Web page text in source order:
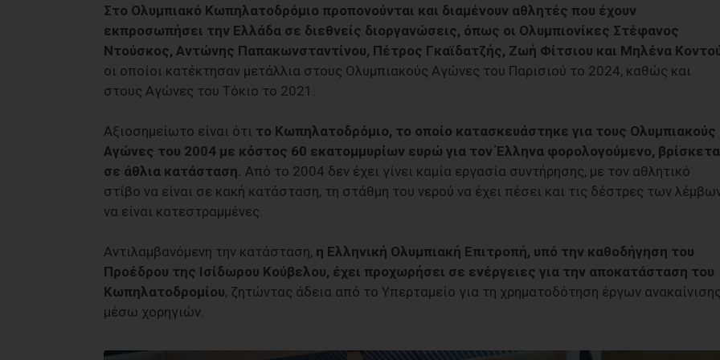
Στο Ολυμπιακό Κωπηλατοδρόμιο προπονούνται και διαμένουν αθλητές που έχουν
εκπροσωπήσει την Ελλάδα σε διεθνείς διοργανώσεις, όπως οι Ολυμπιονίκες Στέφανος
Ντούσκος, Αντώνης Παπακωνσταντίνου, Πέτρος Γκαϊδατζής, Ζωή Φίτσιου και Μηλένα
οι οποίοι κατέκτησαν μετάλλια στους Ολυμπιακούς Αγώνες του Παρισιού το 2024, καθώς και
στους Αγώνες του Τόκιο το 2021.
Αξιοσημείωτο είναι ότι το Κωπηλατοδρόμιο, το οποίο κατασκευάστηκε για τους Ολυμπιακούς
Αγώνες του 2004 με κόστος 60 εκατομμυρίων ευρώ για τον Έλληνα φορολογούμενο,
σε άθλια κατάσταση. Από το 2004 δεν έχει γίνει καμία εργασία συντήρησης, με τον αθλητικό
στίβο να είναι σε κακή κατάσταση, τη στάθμη του νερού να έχει πέσει και τις δέστρες των
να είναι κατεστραμμένες.
Αντιλαμβανόμενη την κατάσταση, η Ελληνική Ολυμπιακή Επιτροπή, υπό την καθοδήγηση του
Προέδρου της Ισίδωρου Κούβελου, έχει προχωρήσει σε ενέργειες για την αποκατάσταση του
Κωπηλατοδρομίου, ζητώντας άδεια από το Υπερταμείο για τη χρηματοδότηση έργων ανακαίνισης
μέσω χορηγιών.